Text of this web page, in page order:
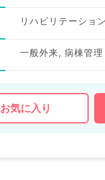
リハビリテーショ
一般外来, 病棟管理
お気に入り